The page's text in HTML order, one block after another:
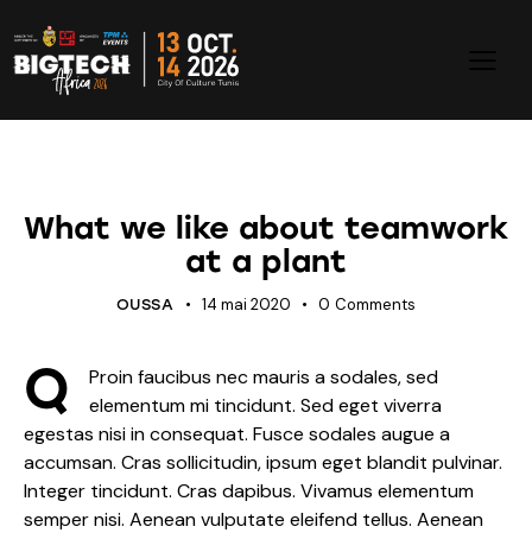
What we like about teamwork
at a plant
OUSSA 14 mai 2020 0 Comments
Q
Proin faucibus nec mauris a sodales, sed
elementum mi tincidunt. Sed eget viverra
egestas nisi in consequat. Fusce sodales augue a
accumsan. Cras sollicitudin, ipsum eget blandit pulvinar.
Integer tincidunt. Cras dapibus. Vivamus elementum
semper nisi. Aenean vulputate eleifend tellus. Aenean